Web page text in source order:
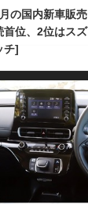
の国内新車販
首位、2位はス
チ]